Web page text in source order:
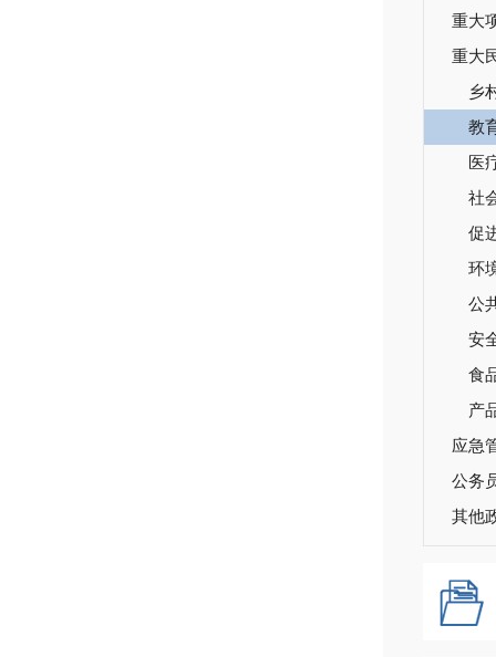
重大
重大
乡
教
医
社
促
环
公
安
食
产
应急
公务
其他